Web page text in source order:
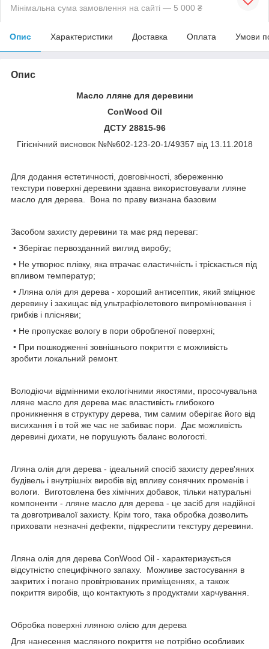
Мінімальна сума замовлення на сайті — 5 000 ₴
Опис Характеристики Доставка Оплата Умови
Опис
Масло лляне для деревини
ConWood Oil
ДСТУ 28815-96
Гігієнічний висновок №№602-123-20-1/49357 від 13.11.2018
Для додання естетичності, довговічності, збереженню
текстури поверхні деревини здавна використовували лляне
масло для дерева. Вона по праву визнана базовим
Засобом захисту деревини та має ряд переваг:
• Зберігає первозданний вигляд виробу;
• Не утворює плівку, яка втрачає еластичність і тріскається під
впливом температур;
• Лляна олія для дерева - хороший антисептик, який зміцнює
деревину і захищає від ультрафіолетового випромінювання і
грибків і плісняви;
• Не пропускає вологу в пори обробленої поверхні;
• При пошкодженні зовнішнього покриття є можливість
зробити локальний ремонт.
Володіючи відмінними екологічними якостями, просочувальна
лляне масло для дерева має властивість глибокого
проникнення в структуру дерева, тим самим оберігає його від
висихання і в той же час не забиває пори. Дає можливість
деревині дихати, не порушують баланс вологості.
Лляна олія для дерева - ідеальний спосіб захисту дерев'яних
будівель і внутрішніх виробів від впливу сонячних променів і
вологи. Виготовлена без хімічних добавок, тільки натуральні
компоненти - лляне масло для дерева - це засіб для надійної
та довготривалої захисту. Крім того, така обробка дозволить
приховати незначні дефекти, підкреслити текстуру деревини.
Лляна олія для дерева ConWood Oil - характеризується
відсутністю специфічного запаху. Можливе застосування в
закритих і погано провітрюваних приміщеннях, а також
покриття виробів, що контактують з продуктами харчування.
Обробка поверхні лляною олією для дерева
Для нанесення масляного покриття не потрібно особливих